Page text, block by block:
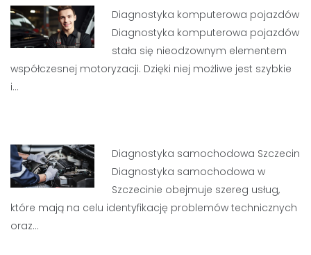
Diagnostyka komputerowa pojazdów
Diagnostyka komputerowa pojazdów
stała się nieodzownym elementem
współczesnej motoryzacji. Dzięki niej możliwe jest szybkie
i…
Diagnostyka samochodowa Szczecin
Diagnostyka samochodowa w
Szczecinie obejmuje szereg usług,
które mają na celu identyfikację problemów technicznych
oraz…